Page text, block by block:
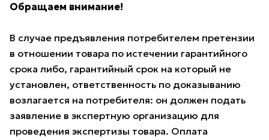
Обращаем внимание!
В случае предъявления потребителем претензии
в отношении товара по истечении гарантийного
срока либо, гарантийный срок на который не
установлен, ответственность по доказыванию
возлагается на потребителя: он должен подать
заявление в экспертную организацию для
проведения экспертизы товара. Оплата